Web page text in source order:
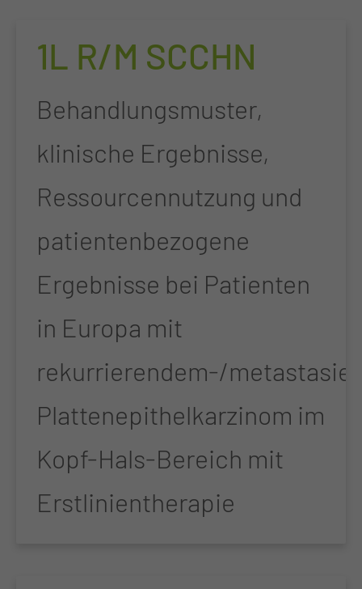
1L R/M SCCHN
Behandlungsmuster,
klinische Ergebnisse,
Ressourcennutzung und
patientenbezogene
Ergebnisse bei Patienten
in Europa mit
rekurrierendem-/
Plattenepithelkarzinom im
Kopf-Hals-Bereich mit
Erstlinientherapie